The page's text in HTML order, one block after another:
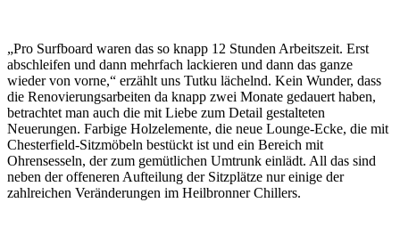
„Pro Surfboard waren das so knapp 12 Stunden Arbeitszeit. Erst
abschleifen und dann mehrfach lackieren und dann das ganze
wieder von vorne,“ erzählt uns Tutku lächelnd. Kein Wunder, dass
die Renovierungsarbeiten da knapp zwei Monate gedauert haben,
betrachtet man auch die mit Liebe zum Detail gestalteten
Neuerungen. Farbige Holzelemente, die neue Lounge-Ecke, die mit
Chesterfield-Sitzmöbeln bestückt ist und ein Bereich mit
Ohrensesseln, der zum gemütlichen Umtrunk einlädt. All das sind
neben der offeneren Aufteilung der Sitzplätze nur einige der
zahlreichen Veränderungen im Heilbronner Chillers.